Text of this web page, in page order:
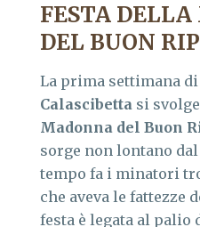
FESTA
DEL BUON
La prima settimana
Calascibetta si
Madonna del Buon
sorge non lontano
tempo fa i minatori
che aveva le fattezze
festa è legata al palio